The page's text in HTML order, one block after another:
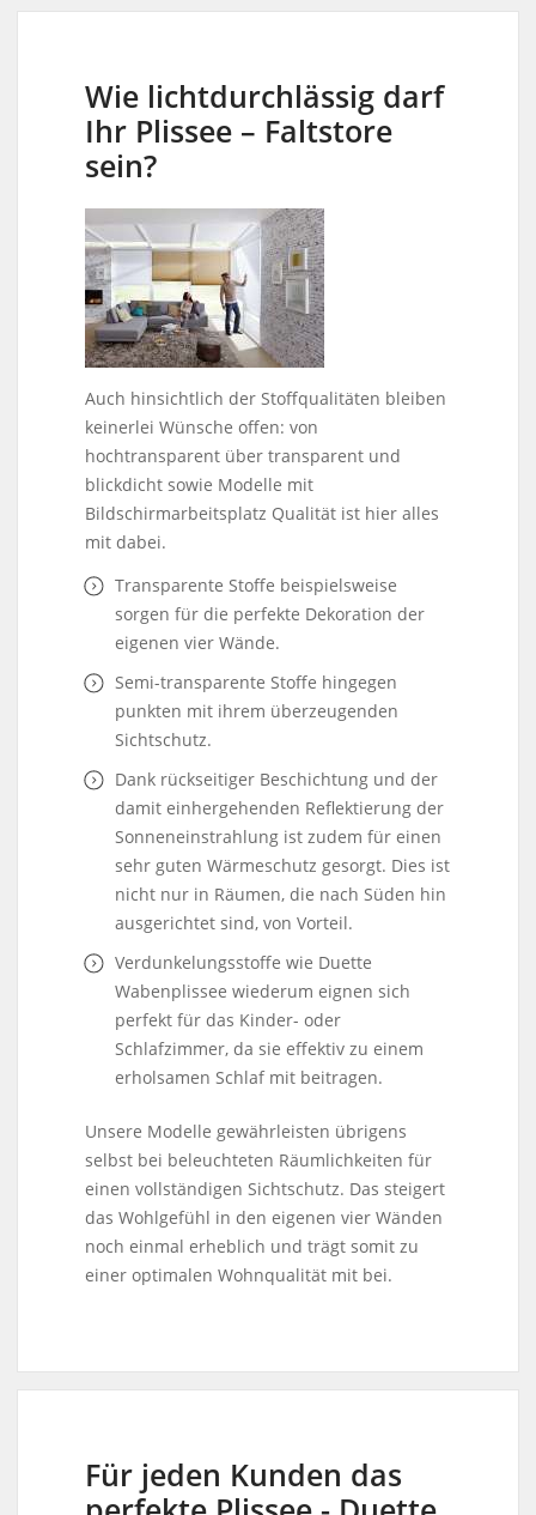
Wie lichtdurchlässig darf
Ihr Plissee – Faltstore
sein?
Auch hinsichtlich der Stoffqualitäten bleiben
keinerlei Wünsche offen: von
hochtransparent über transparent und
blickdicht sowie Modelle mit
Bildschirmarbeitsplatz Qualität ist hier alles
mit dabei.
Transparente Stoffe beispielsweise
sorgen für die perfekte Dekoration der
eigenen vier Wände.
Semi-transparente Stoffe hingegen
punkten mit ihrem überzeugenden
Sichtschutz.
Dank rückseitiger Beschichtung und der
damit einhergehenden Reflektierung der
Sonneneinstrahlung ist zudem für einen
sehr guten Wärmeschutz gesorgt. Dies ist
nicht nur in Räumen, die nach Süden hin
ausgerichtet sind, von Vorteil.
Verdunkelungsstoffe wie Duette
Wabenplissee wiederum eignen sich
perfekt für das Kinder- oder
Schlafzimmer, da sie effektiv zu einem
erholsamen Schlaf mit beitragen.
Unsere Modelle gewährleisten übrigens
selbst bei beleuchteten Räumlichkeiten für
einen vollständigen Sichtschutz. Das steigert
das Wohlgefühl in den eigenen vier Wänden
noch einmal erheblich und trägt somit zu
einer optimalen Wohnqualität mit bei.
Für jeden Kunden das